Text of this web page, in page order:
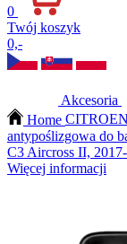
0
Twój koszyk
0,-
Akcesoria
Home CITROEN
antypoślizgowa do
C3 Aircross II,
Więcej informacji